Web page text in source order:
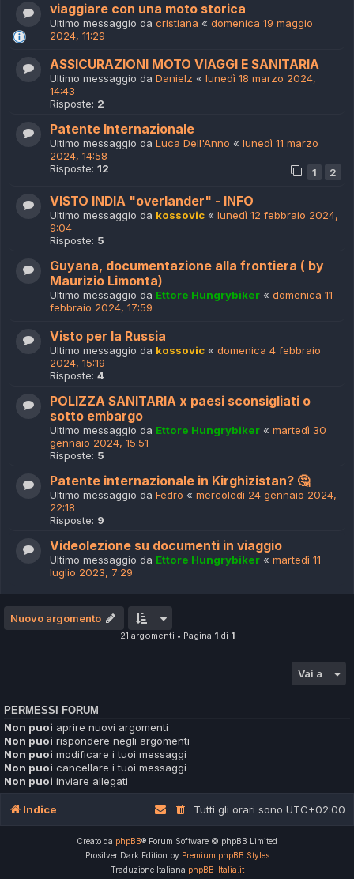
viaggiare con una moto storica
Ultimo messaggio da cristiana « domenica 19 maggio
2024, 11:29
ASSICURAZIONI MOTO VIAGGI E SANITARIA
Ultimo messaggio da Danielz « lunedì 18 marzo 2024,
14:43
Risposte: 2
Patente Internazionale
Ultimo messaggio da Luca Dell'Anno « lunedì 11 marzo
2024, 14:58
Risposte: 12 1 2
VISTO INDIA "overlander" - INFO
Ultimo messaggio da kossovic « lunedì 12 febbraio 2024,
9:04
Risposte: 5
Guyana, documentazione alla frontiera ( by
Maurizio Limonta)
Ultimo messaggio da Ettore Hungrybiker « domenica 11
febbraio 2024, 17:59
Visto per la Russia
Ultimo messaggio da kossovic « domenica 4 febbraio
2024, 15:19
Risposte: 4
POLIZZA SANITARIA x paesi sconsigliati o
sotto embargo
Ultimo messaggio da Ettore Hungrybiker « martedì 30
gennaio 2024, 15:51
Risposte: 5
Patente internazionale in Kirghizistan? 🤔
Ultimo messaggio da Fedro « mercoledì 24 gennaio 2024,
22:18
Risposte: 9
Videolezione su documenti in viaggio
Ultimo messaggio da Ettore Hungrybiker « martedì 11
luglio 2023, 7:29
Nuovo argomento
21 argomenti • Pagina 1di 1
Vai a
PERMESSI FORUM
Non puoi aprire nuovi argomenti
Non puoi rispondere negli argomenti
Non puoi modificare i tuoi messaggi
Non puoi cancellare i tuoi messaggi
Non puoi inviare allegati
Indice Tutti gli orari sono UTC+02:00
Creato da phpBB® Forum Software © phpBB Limited
Prosilver Dark Edition by Premium phpBB Styles
Traduzione Italiana phpBB-Italia.it